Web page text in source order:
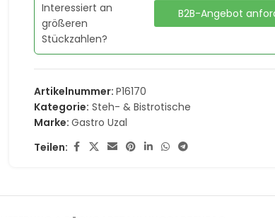
Interessiert an
größeren
Stückzahlen?
B2B-Angebot
Artikelnummer:P16170
Kategorie: Steh- & Bistrotische
Marke:Gastro Uzal
Teilen: